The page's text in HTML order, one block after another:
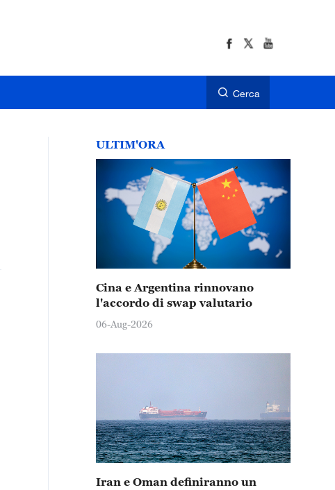
Cerca
ULTIM'ORA
Cina e Argentina rinnovano
l'accordo di swap valutario
06-Aug-2026
Iran e Oman definiranno un